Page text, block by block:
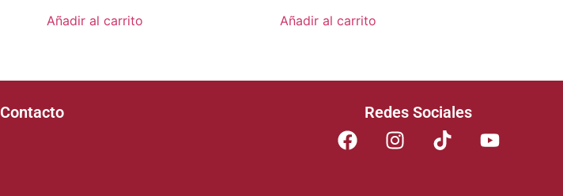
Añadir al carrito Añadir al carrito
Contacto Redes Sociales